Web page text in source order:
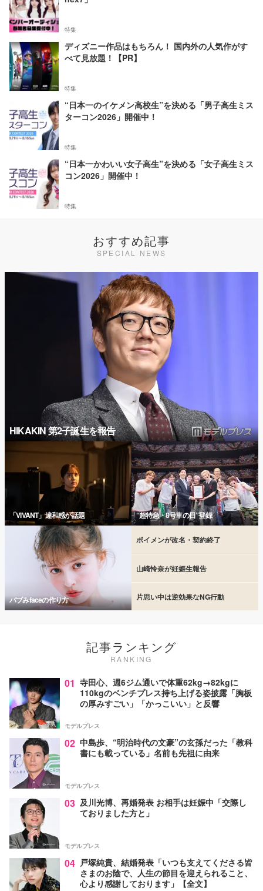
特集
ディズニー作品はもちろん！ 国内外の人気作がす
べて見放題！【PR】
特集
“日本一のイケメン高校生”を決める「男子高生ミス
ターコン2026」開催中！
特集
“日本一かわいい女子高生”を決める「女子高生ミス
コン2026」開催中！
特集
おすすめ記事
SPECIAL NEWS
HIKAKIN 第2子誕生を報告
「VIVANT」違和感が話題 “超特急・8号車の日”登録
バブみfaceの作り方
ボイメンが改名・契約終了
山崎怜奈が妊娠生報告
片思い中は逆効果なNG行動
記事ランキング
RANKING
01 寺田心、週6ジム通いで体重62kg→82kgに
110kgのベンチプレス持ち上げる姿披露「胸板
の厚みすごい」「かっこいい」と反響
モデルプレス
02 中島歩、“明治時代の文豪”の玄孫だった「教科
書にも載っている」名前も先祖に由来
モデルプレス
03 及川光博、再婚発表 お相手は妊娠中「交際し
ておりました方と」
モデルプレス
04 戸塚純貴、結婚発表「いつも支えてくださる皆
さまのお陰で、人生の節目を迎えられること、
心より感謝しております」【全文】